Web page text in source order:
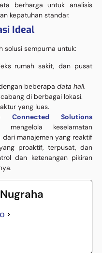
berharga untuk analisis
kepatuhan standar.
Ideal
solusi sempurna untuk:
rumah sakit, dan pusat
beberapa data hall.
di berbagai lokasi.
yang luas.
Connected Solutions
keselamatan
dari manajemen yang reaktif
proaktif, terpusat, dan
dan ketenangan pikiran